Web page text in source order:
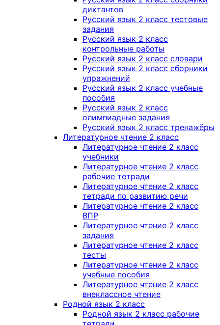
диктантов
Русский язык 2 класс тестовые
задания
Русский язык 2 класс
контрольные работы
Русский язык 2 класс словари
Русский язык 2 класс сборники
упражнений
Русский язык 2 класс учебные
пособия
Русский язык 2 класс
олимпиадные задания
Русский язык 2 класс тренажёры
Литературное чтение 2 класс
Литературное чтение 2 класс
учебники
Литературное чтение 2 класс
рабочие тетради
Литературное чтение 2 класс
тетради по развитию речи
Литературное чтение 2 класс
ВПР
Литературное чтение 2 класс
задания
Литературное чтение 2 класс
тесты
Литературное чтение 2 класс
учебные пособия
Литературное чтение 2 класс
внеклассное чтение
Родной язык 2 класс
Родной язык 2 класс рабочие